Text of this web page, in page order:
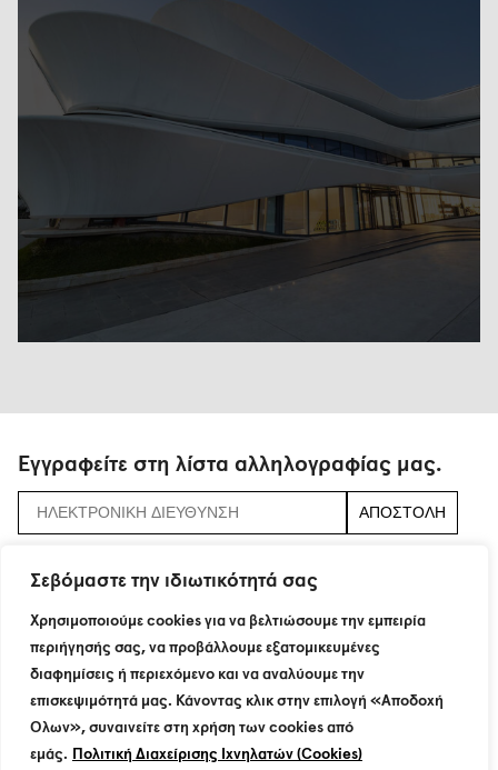
Σεβόμαστε την ιδιωτικότητά σας
Χρησιμοποιούμε cookies για να βελτιώσουμε την εμπειρία
περιήγησής σας, να προβάλλουμε εξατομικευμένες
διαφημίσεις ή περιεχόμενο και να αναλύουμε την
επισκεψιμότητά μας. Κάνοντας κλικ στην επιλογή «Αποδοχή
Όλων», συναινείτε στη χρήση των cookies από
εμάς. Πολιτική Διαχείρισης Ιχνηλατών (Cookies)
Εγγραφείτε στη λίστα αλληλογραφίας μας.
115 Neratziotissis Str.
GR 151 24 Maroussi
T : +30 210 8774200
info@dimand.gr